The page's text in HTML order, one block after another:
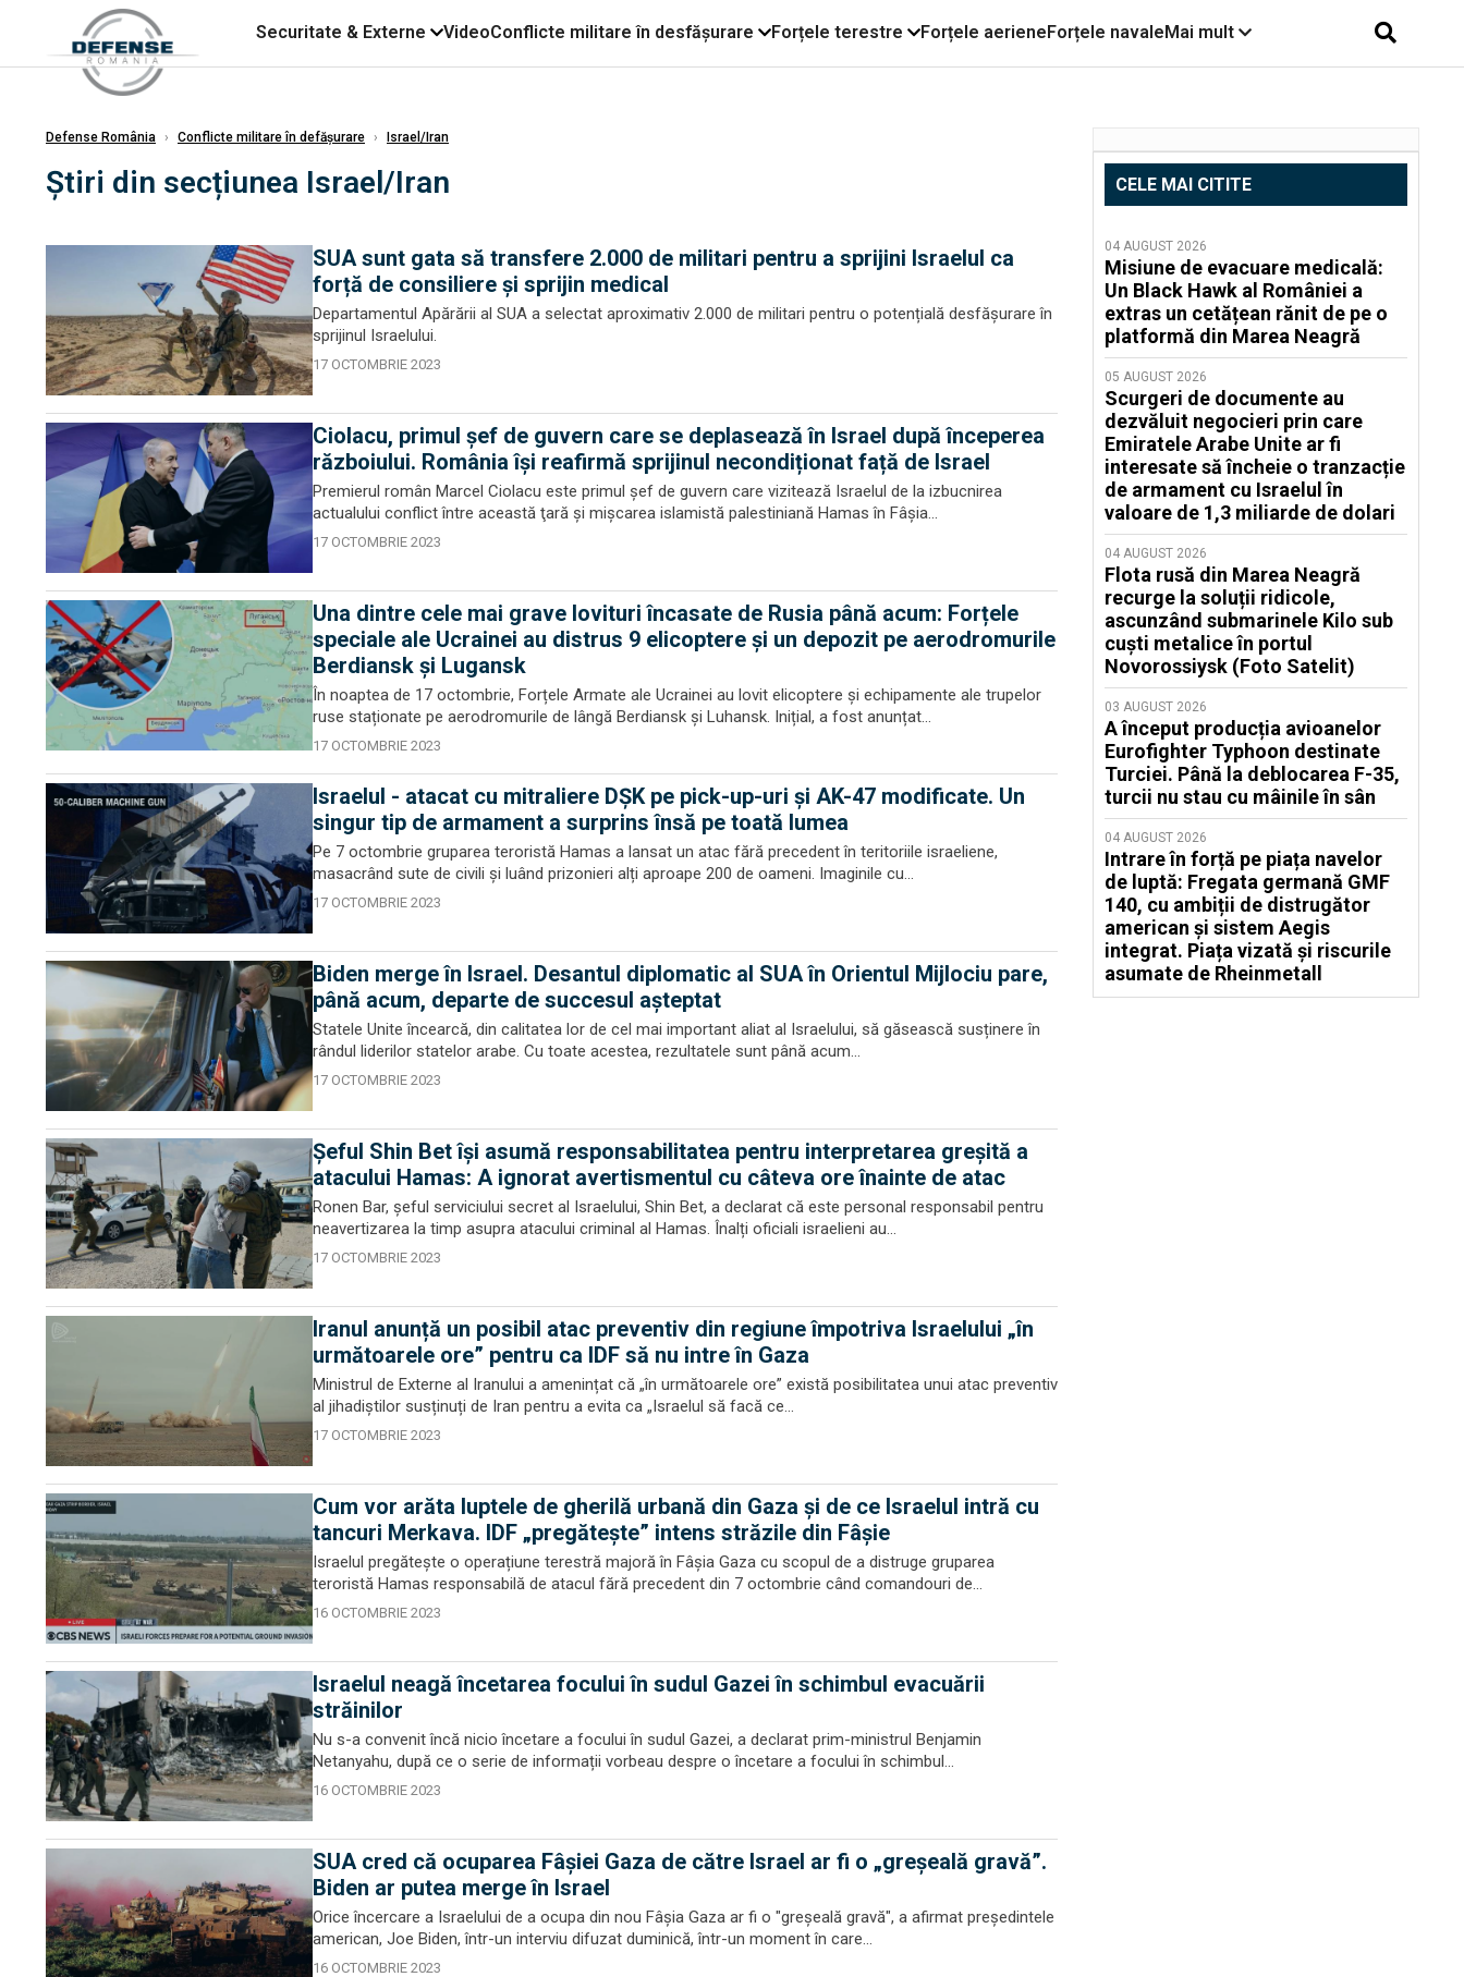
Securitate & Externe VideoConflicte militare în desfășurare Forțele terestre Forțele aerieneForțele navaleMai mult
Defense România › Conflicte militare în defășurare › Israel/Iran
Știri din secțiunea Israel/Iran
SUA sunt gata să transfere 2.000 de militari pentru a sprijini Israelul ca
forță de consiliere și sprijin medical
Departamentul Apărării al SUA a selectat aproximativ 2.000 de militari pentru o potențială desfășurare în
sprijinul Israelului.
17 OCTOMBRIE 2023
Ciolacu, primul șef de guvern care se deplasează în Israel după începerea
războiului. România își reafirmă sprijinul necondiționat față de Israel
Premierul român Marcel Ciolacu este primul şef de guvern care vizitează Israelul de la izbucnirea
actualului conflict între această ţară şi mişcarea islamistă palestiniană Hamas în Fâşia...
17 OCTOMBRIE 2023
Una dintre cele mai grave lovituri încasate de Rusia până acum: Forțele
speciale ale Ucrainei au distrus 9 elicoptere și un depozit pe aerodromurile
Berdiansk și Lugansk
În noaptea de 17 octombrie, Forțele Armate ale Ucrainei au lovit elicoptere și echipamente ale trupelor
ruse staționate pe aerodromurile de lângă Berdiansk și Luhansk. Inițial, a fost anunțat...
17 OCTOMBRIE 2023
Israelul - atacat cu mitraliere DȘK pe pick-up-uri și AK-47 modificate. Un
singur tip de armament a surprins însă pe toată lumea
Pe 7 octombrie gruparea teroristă Hamas a lansat un atac fără precedent în teritoriile israeliene,
masacrând sute de civili și luând prizonieri alți aproape 200 de oameni. Imaginile cu...
17 OCTOMBRIE 2023
Biden merge în Israel. Desantul diplomatic al SUA în Orientul Mijlociu pare,
până acum, departe de succesul așteptat
Statele Unite încearcă, din calitatea lor de cel mai important aliat al Israelului, să găsească susținere în
rândul liderilor statelor arabe. Cu toate acestea, rezultatele sunt până acum...
17 OCTOMBRIE 2023
Șeful Shin Bet își asumă responsabilitatea pentru interpretarea greșită a
atacului Hamas: A ignorat avertismentul cu câteva ore înainte de atac
Ronen Bar, șeful serviciului secret al Israelului, Shin Bet, a declarat că este personal responsabil pentru
neavertizarea la timp asupra atacului criminal al Hamas. Înalți oficiali israelieni au...
17 OCTOMBRIE 2023
Iranul anunță un posibil atac preventiv din regiune împotriva Israelului „în
următoarele ore” pentru ca IDF să nu intre în Gaza
Ministrul de Externe al Iranului a amenințat că „în următoarele ore” există posibilitatea unui atac preventiv
al jihadiștilor susținuți de Iran pentru a evita ca „Israelul să facă ce...
17 OCTOMBRIE 2023
Cum vor arăta luptele de gherilă urbană din Gaza și de ce Israelul intră cu
tancuri Merkava. IDF „pregătește” intens străzile din Fâșie
Israelul pregătește o operațiune terestră majoră în Fâșia Gaza cu scopul de a distruge gruparea
teroristă Hamas responsabilă de atacul fără precedent din 7 octombrie când comandouri de...
16 OCTOMBRIE 2023
Israelul neagă încetarea focului în sudul Gazei în schimbul evacuării
străinilor
Nu s-a convenit încă nicio încetare a focului în sudul Gazei, a declarat prim-ministrul Benjamin
Netanyahu, după ce o serie de informații vorbeau despre o încetare a focului în schimbul...
16 OCTOMBRIE 2023
SUA cred că ocuparea Fâșiei Gaza de către Israel ar fi o „greșeală gravă”.
Biden ar putea merge în Israel
Orice încercare a Israelului de a ocupa din nou Fâşia Gaza ar fi o "greşeală gravă", a afirmat preşedintele
american, Joe Biden, într-un interviu difuzat duminică, într-un moment în care...
16 OCTOMBRIE 2023
CELE MAI CITITE
04 AUGUST 2026
Misiune de evacuare medicală:
Un Black Hawk al României a
extras un cetățean rănit de pe o
platformă din Marea Neagră
05 AUGUST 2026
Scurgeri de documente au
dezvăluit negocieri prin care
Emiratele Arabe Unite ar fi
interesate să încheie o tranzacție
de armament cu Israelul în
valoare de 1,3 miliarde de dolari
04 AUGUST 2026
Flota rusă din Marea Neagră
recurge la soluții ridicole,
ascunzând submarinele Kilo sub
cuști metalice în portul
Novorossiysk (Foto Satelit)
03 AUGUST 2026
A început producția avioanelor
Eurofighter Typhoon destinate
Turciei. Până la deblocarea F-35,
turcii nu stau cu mâinile în sân
04 AUGUST 2026
Intrare în forță pe piața navelor
de luptă: Fregata germană GMF
140, cu ambiții de distrugător
american și sistem Aegis
integrat. Piața vizată și riscurile
asumate de Rheinmetall